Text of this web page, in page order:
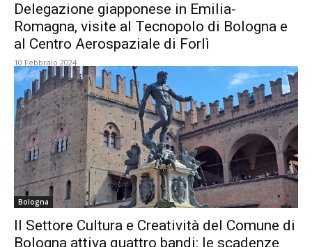
Delegazione giapponese in Emilia-
Romagna, visite al Tecnopolo di Bologna e
al Centro Aerospaziale di Forlì
10 Febbraio 2024
Bologna
Il Settore Cultura e Creatività del Comune di
Bologna attiva quattro bandi: le scadenze